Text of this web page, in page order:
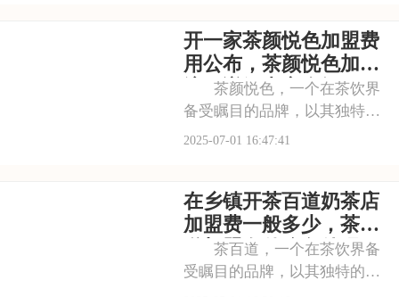
泛的门店网络和丰富的商品种
类，赢得了市场的认可。每一
间711店铺都
开一家茶颜悦色加盟费
用公布，茶颜悦色加盟
流程详解内容介绍
茶颜悦色，一个在茶饮界
备受瞩目的品牌，以其独特的
中式茶饮风格和深厚的文化底
的装修风格和温馨的氛围让人
仿佛穿越时空，感受到浓厚的
茶文化。每一款茶饮
2025-07-01 16:47:41
在乡镇开茶百道奶茶店
加盟费一般多少，茶百
道加盟有什么条件吗
茶百道，一个在茶饮界备
受瞩目的品牌，以其独特的中